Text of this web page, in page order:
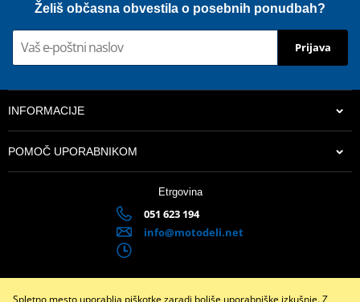
Želiš občasna obvestila o posebnih ponudbah?
Prijava
INFORMACIJE
POMOČ UPORABNIKOM
Etrgovina
051 623 194
info@motodeli.net
Spletno mesto uporablja piškotke zaradi boljše uporabniške izkušnje. Z